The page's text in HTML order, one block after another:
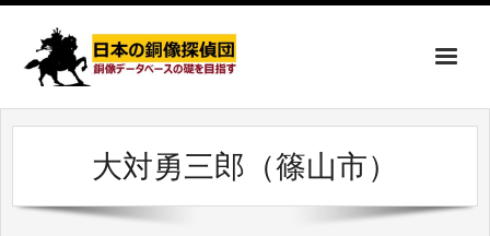
大対勇三郎（篠山市）